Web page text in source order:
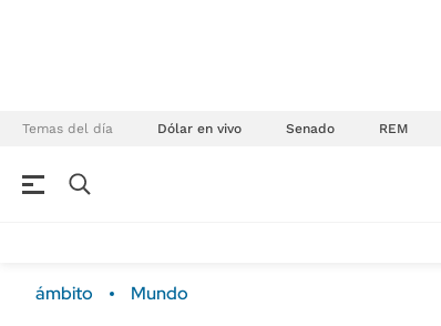
Temas del día Dólar en vivo Senado REM
ámbito Mundo